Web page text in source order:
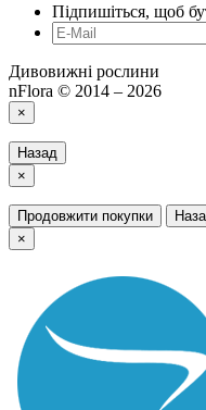
Підпишіться, щоб
Дивовижні рослини
nFlora © 2014 – 2026
×
Назад
×
Продовжити покупки
×